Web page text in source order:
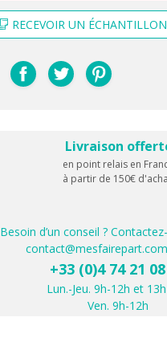
RECEVOIR UN ÉCHANTILLON
Livraison
en point relais en
à partir de 150€
Besoin d’un conseil ?
contact@mesfairepart.com
+33 (0)4 74 21
Lun.-Jeu. 9h-12h et
Ven. 9h-12h